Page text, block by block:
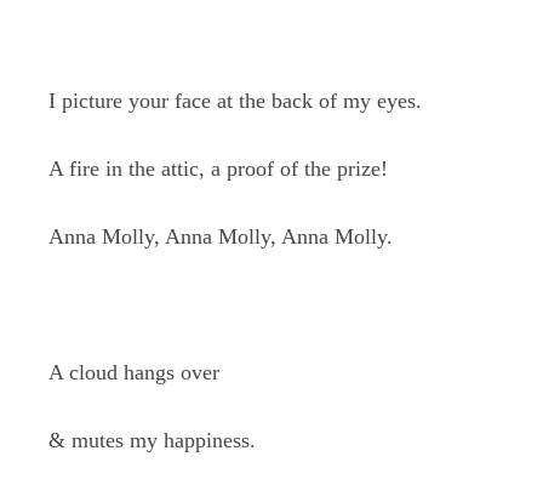
I picture your face at the back of my eyes.
A fire in the attic, a proof of the prize!
Anna Molly, Anna Molly, Anna Molly.
A cloud hangs over
& mutes my happiness.